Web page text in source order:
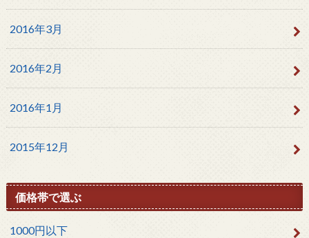
2016年3月
2016年2月
2016年1月
2015年12月
価格帯で選ぶ
1000円以下